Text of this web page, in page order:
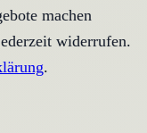
machen
widerrufen.
.